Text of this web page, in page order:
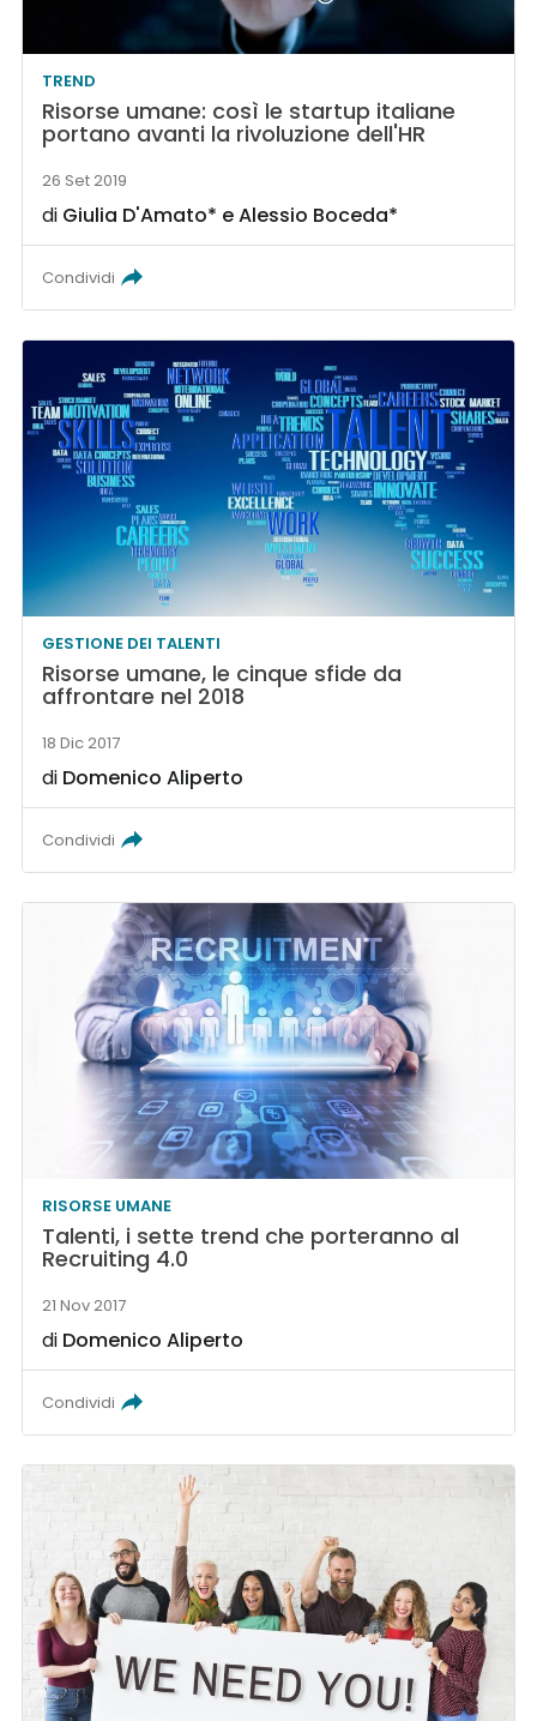
TREND
Risorse umane: così le startup italiane
portano avanti la rivoluzione dell'HR
26 Set 2019
di Giulia D'Amato* eAlessio Boceda*
Condividi
GESTIONE DEI TALENTI
Risorse umane, le cinque sfide da
affrontare nel 2018
18 Dic 2017
di Domenico Aliperto
Condividi
RISORSE UMANE
Talenti, i sette trend che porteranno al
Recruiting 4.0
21 Nov 2017
di Domenico Aliperto
Condividi